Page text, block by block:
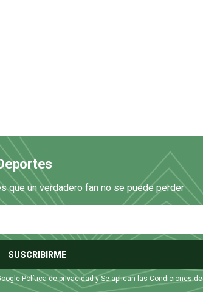
que un verdadero fan no se puede perder
SUSCRIBIRME
Política de privacidady Se aplican las Condiciones de